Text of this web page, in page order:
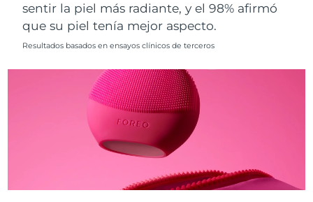
sentir la piel más radiante, y el 98% afirmó
que su piel tenía mejor aspecto.
Resultados basados en ensayos clínicos de terceros
Corea del Sur Entrega prevista
Entrega prevista
Entrega prevista
Entrega prevista8/12/26